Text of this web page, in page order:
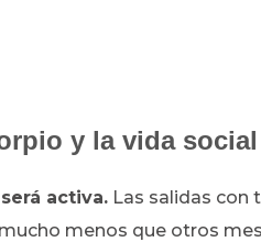
y la vida social
activa. Las salidas con
menos que otros